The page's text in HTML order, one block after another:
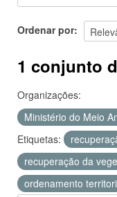
Ordenar por
1 conjunto
Organizações:
Ministério do Meio
Etiquetas:
recuperação da
ordenamento